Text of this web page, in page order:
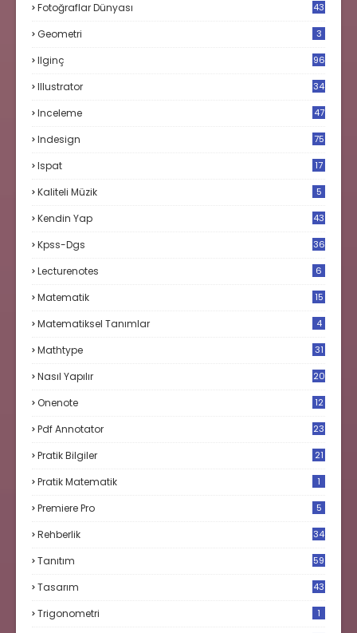
Fotoğraflar Dünyası 43
Geometri 3
Ilginç 96
Illustrator 34
Inceleme 47
Indesign 75
Ispat
17
Kaliteli Müzik 5
Kendin Yap 43
Kpss-Dgs 36
Lecturenotes 6
Matematik
15
Matematiksel Tanımlar 4
Mathtype 31
Nasıl Yapılır 20
Onenote 12
Pdf Annotator 23
Pratik Bilgiler 21
Pratik Matematik 1
Premiere Pro 5
Rehberlik 34
Tanıtım 59
Tasarım 43
Trigonometri 1